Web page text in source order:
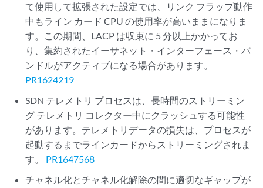
て使用して拡張された設定では、リンク フラップ動作
中もライン カード CPU の使用率が高いままになりま
す。この期間、LACP は収束に 5 分以上かかってお
り、集約されたイーサネット・インターフェース・バ
ンドルがアクティブになる場合があります。
PR1624219
SDN テレメトリ プロセスは、長時間のストリーミン
グ テレメトリ コレクター中にクラッシュする可能性
があります。テレメトリデータの損失は、プロセスが
起動するまでラインカードからストリーミングされま
す。 PR1647568
チャネル化とチャネル化解除の間に適切なギャップが